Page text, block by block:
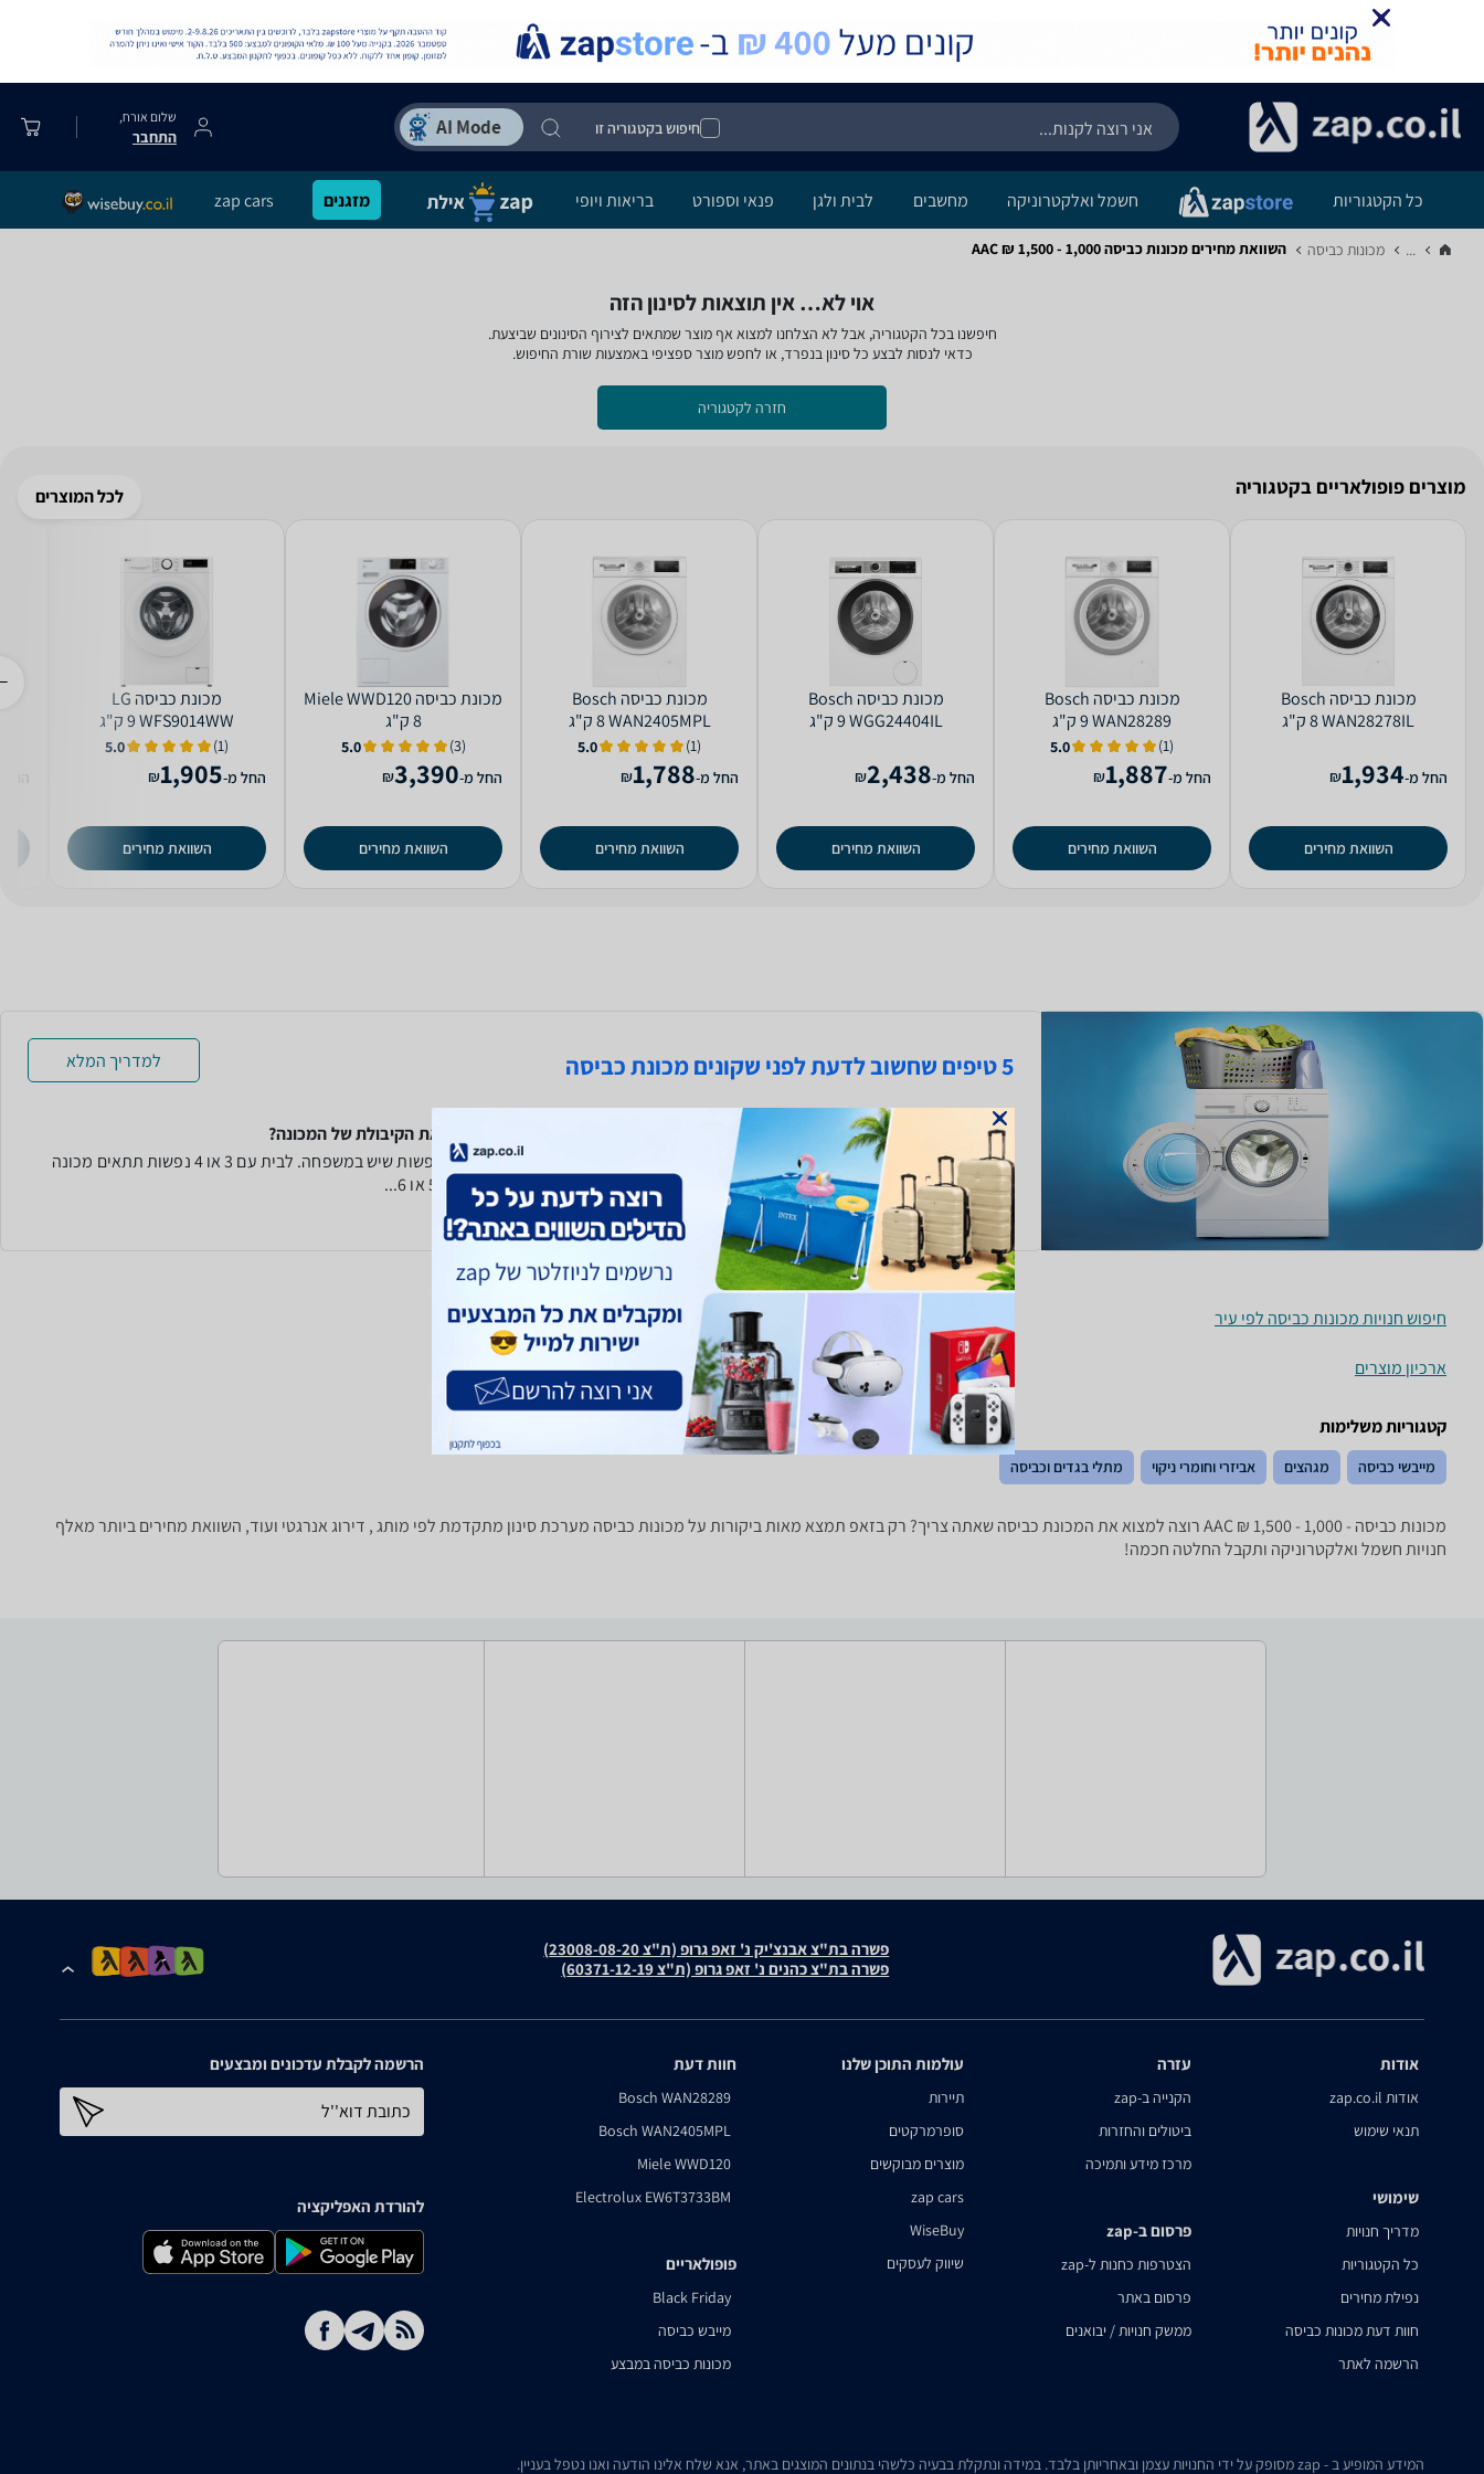
חיפוש בקטגוריה זו
שלום אורח,
התחבר
כל הקטגוריות חשמל ואלקטרוניקה מחשבים לבית ולגן פנאי וספורט בריאות ויופי מזגנים zap cars
... מכונות כביסה‏ השוואת מחירים מכונות כביסה ‏1,000 - 1,500 ‏₪ ‏AAC
אוי לא… אין תוצאות לסינון הזה
חיפשנו בכל הקטגוריה, אבל לא הצלחנו למצוא אף מוצר שמתאים לצירוף הסינונים שביצעת.
כדאי לנסות לבצע כל סינון בנפרד, או לחפש מוצר ספציפי באמצעות שורת החיפוש.
חזרה לקטגוריה
מוצרים פופולאריים בקטגוריה לכל המוצרים
מכונת כביסה Bosch
WAN28278IL ‏8 ‏ק"ג
החל מ-1,934
₪
השוואת מחירים
מכונת כביסה Bosch
WAN28289 ‏9 ‏ק"ג
(1)
5.0
החל מ-1,887
₪
השוואת מחירים
מכונת כביסה Bosch
WGG24404IL ‏9 ‏ק"ג
החל מ-2,438
₪
השוואת מחירים
מכונת כביסה Bosch
WAN2405MPL ‏8 ‏ק"ג
(1)
5.0
החל מ-1,788
₪
השוואת מחירים
מכונת כביסה Miele WWD120
‏8 ‏ק"ג
(3)
5.0
החל מ-3,390
₪
השוואת מחירים
מכונת כביסה LG
WFS9014WW ‏9 ‏ק"ג
(1)
5.0
החל מ-1,905
₪
השוואת מחירים
החל
5 טיפים שחשוב לדעת לפני שקונים מכונת כביסה למדריך המלא
איזה גודל מכונת כביסה מתאים לי?
כמו בכל מוצר חשמלי גדול, תתחילו מבדיקה פשוטה – מה הגודל של
המכונה שמתאימה למקום...
קרא עוד
איך בוחרים את הקיבולת של המכונה?
לפי מספר הנפשות שיש במשפחה. לבית עם 3 או 4 נפשות תתאים מכונה
בקיבולת של 5 או 6...
קרא עוד
חיפוש חנויות מכונות כביסה לפי עיר
ארכיון מוצרים
קטגוריות משלימות
מייבשי כביסה מגהצים אביזרי וחומרי ניקוי מתלי בגדים וכביסה
מכונות כביסה - ‏1,000 - 1,500 ‏₪ ‏AAC רוצה למצוא את המכונת כביסה שאתה צריך? רק בזאפ תמצא מאות ביקורות על מכונות כביסה מערכת סינון מתקדמת לפי מותג , דירוג אנרגטי ועוד, השוואת מחירים ביותר מאלף
חנויות חשמל ואלקטרוניקה ותקבל החלטה חכמה!
פשרה בת"צ אבנצ'יק נ' זאפ גרופ (ת"צ 23008-08-20)
פשרה בת"צ כהנים נ' זאפ גרופ (ת"צ 60371-12-19)
אודות
אודות zap.co.il
תנאי שימוש
שימושי
מדריך חנויות
כל הקטגוריות
נפילת מחירים
חוות דעת מכונות כביסה
הרשמה לאתר
עזרה
הקנייה ב-zap
ביטולים והחזרות
מרכז מידע ותמיכה
פרסום ב-zap
הצטרפות כחנות ל-zap
פרסום באתר
ממשק חנויות / יבואנים
עולמות התוכן שלנו
תיירות
סופרמרקטים
מוצרים מבוקשים
zap cars
WiseBuy
שיווק לעסקים
חוות דעת
Bosch WAN28289
Bosch WAN2405MPL
Miele WWD120
Electrolux EW6T3733BM
פופולאריים
Black Friday
מייבש כביסה
מכונות כביסה במבצע
הרשמה לקבלת עדכונים ומבצעים
כתובת דוא''ל
להורדת האפליקציה
המידע המופיע ב - zap מסופק על ידי החנויות עצמן ובאחריותן בלבד. במידה ונתקלת בבעיה כלשהי בנתונים המוצגים באתר, אנא שלח אלינו הודעה ואנו נטפל בעניין.